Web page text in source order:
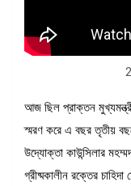
আজ ছিল প্রাক্তন
স্মরণ করে এ বছর তৃতীয়
উদ্যোক্তা কাউন্সিলার
গ্রীষ্মকালীন রক্তের